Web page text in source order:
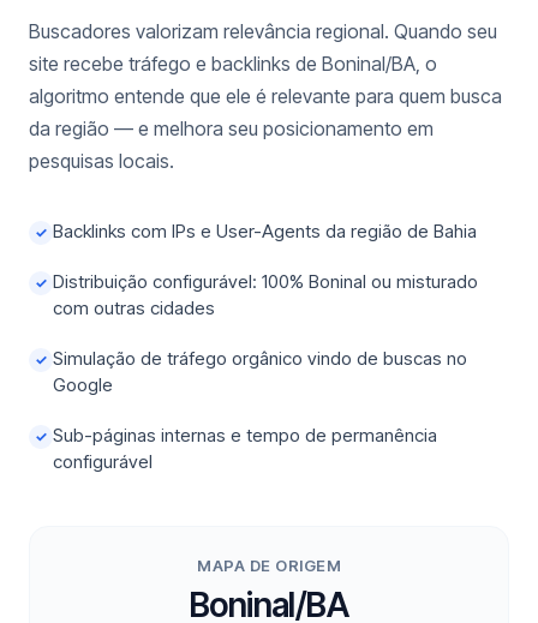
Buscadores valorizam relevância regional. Quando seu
site recebe tráfego e backlinks de Boninal/BA, o
algoritmo entende que ele é relevante para quem busca
da região — e melhora seu posicionamento em
pesquisas locais.
✓ Backlinks com IPs e User-Agents da região de Bahia
✓ Distribuição configurável: 100% Boninal ou misturado
com outras cidades
✓ Simulação de tráfego orgânico vindo de buscas no
Google
✓ Sub-páginas internas e tempo de permanência
configurável
MAPA DE ORIGEM
Boninal/BA